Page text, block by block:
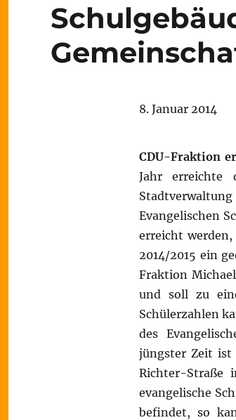
8. Januar 2014
CDU-Fraktion
Jahr erreichte
Evangelischen
erreicht werden,
2014/2015 ein
Fraktion
und soll zu
Schülerzahlen
des
jüngster Zeit ist
Richter-Straße
evangelische
befindet, so